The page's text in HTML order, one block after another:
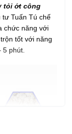
tỏi ớt công
Tuấn Tú chế
chức năng với
tốt với năng
5 phút.